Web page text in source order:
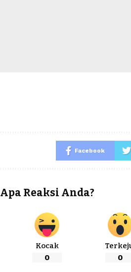
Facebook
Apa Reaksi Anda?
Kocak
0 0